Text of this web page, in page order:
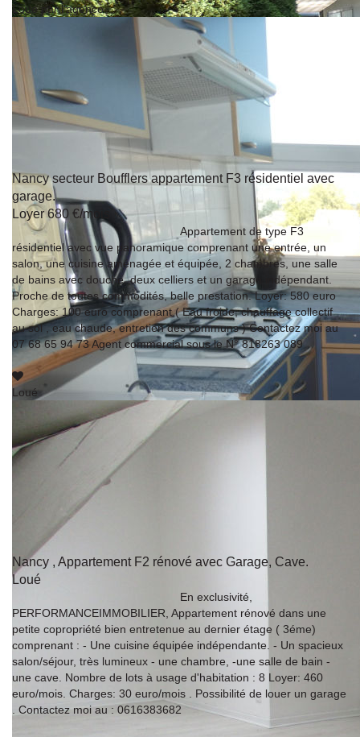
Loue par l'agence
Nancy secteur Boufflers appartement F3 résidentiel avec
garage.
Loyer 680 €/mois
54000 NANCY
Appartement de type F3
résidentiel avec vue panoramique comprenant une entrée, un
salon, une cuisine aménagée et équipée, 2 chambres, une salle
de bains avec douche, deux celliers et un garage indépendant.
Proche de toutes commodités, belle prestation. Loyer: 580 euro
Charges: 100 euro comprenant ( Eau froide, chauffage collectif
au sol , eau chaude, entretien des communs ) Contactez moi au
07 68 65 94 73 Agent commercial sous le N° 818263 089
Loué
Nancy , Appartement F2 rénové avec Garage, Cave.
Loué
En exclusivité,
PERFORMANCEIMMOBILIER, Appartement rénové dans une
petite copropriété bien entretenue au dernier étage ( 3éme)
comprenant : - Une cuisine équipée indépendante. - Un spacieux
salon/séjour, très lumineux - une chambre, -une salle de bain -
une cave. Nombre de lots à usage d'habitation : 8 Loyer: 460
euro/mois. Charges: 30 euro/mois . Possibilité de louer un garage
. Contactez moi au : 0616383682